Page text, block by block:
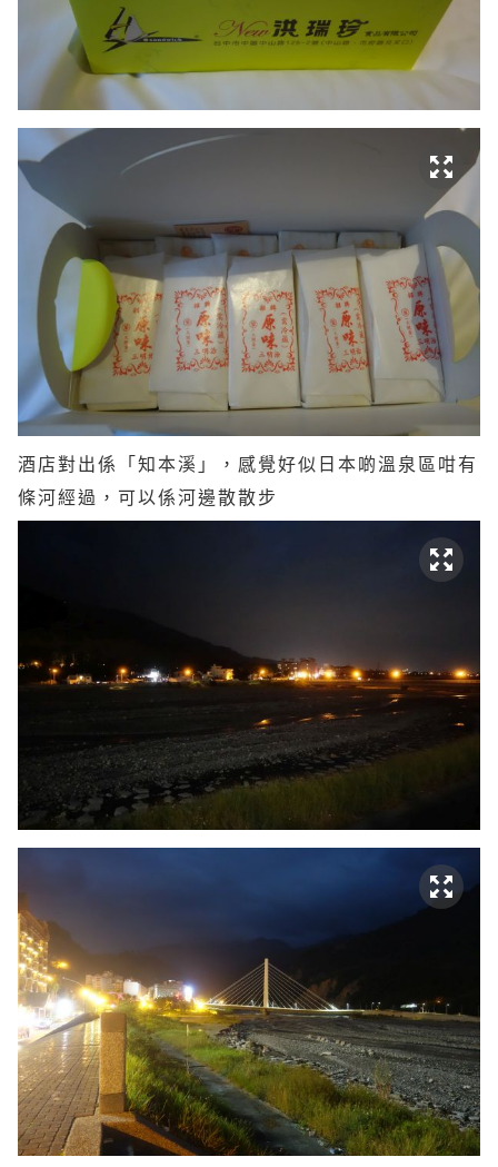
酒店對出係「知本溪」，感覺好似日本啲溫泉區咁有
條河經過，可以係河邊散散步